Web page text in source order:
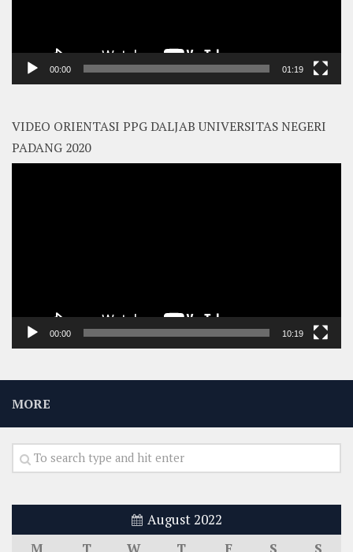
00:00 01:19
VIDEO ORIENTASI PPG DALJAB UNIVERSITAS NEGERI
PADANG 2020
00:00 10:19
MORE
August 2022
M
T W T F S S